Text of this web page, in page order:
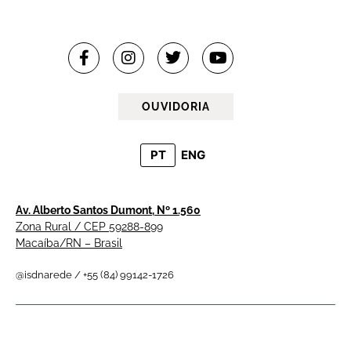
OUVIDORIA
PT ENG
Av. Alberto Santos Dumont, Nº 1.560
Zona Rural / CEP 59288-899
Macaíba/RN – Brasil
@isdnarede / +55 (84) 99142-1726